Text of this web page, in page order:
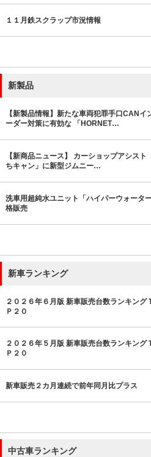
１１月鉄スクラップ市況情報
新製品
【新製品情報】新たな車両犯罪手口CANイ
ーダー対策に有効な 「HORNET…
【新商品ニュース】 カーショップアシスト
ちキャン」に新型ジムニー…
洗車用超純水ユニット「ハイパーウォータ
格販売
新車ランキング
２０２６年６月版 新車販売台数ランキング
Ｐ２０
２０２６年５月版 新車販売台数ランキング
Ｐ２０
新車販売２カ月連続で前年同月比プラス
中古車ランキング